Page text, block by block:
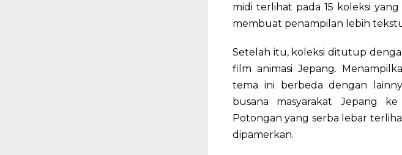
midi terlihat pada 15 koleksi
membuat penampilan lebih
Setelah itu, koleksi ditutup
film animasi Jepang.
tema ini berbeda dengan
busana masyarakat Jepang
Potongan yang serba lebar
dipamerkan.